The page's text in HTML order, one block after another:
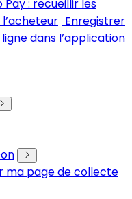
Pay : recueillir les
Enregistrer
dans l’application
ma page de collecte